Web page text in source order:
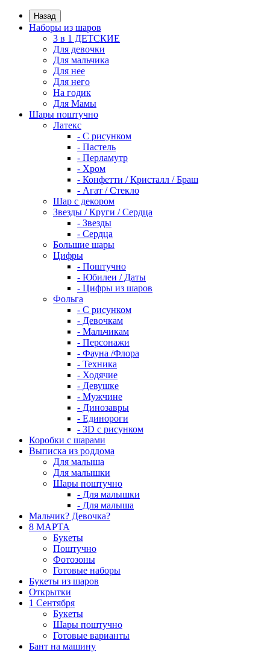
Назад
Наборы из шаров
3 в 1 ДЕТСКИЕ
Для девочки
Для мальчика
Для нее
Для него
На годик
Для Мамы
Шары поштучно
Латекс
- С рисунком
- Пастель
- Перламутр
- Хром
- Конфетти / Кристалл / Браш
- Агат / Стекло
Шар с декором
Звезды / Круги / Сердца
- Звезды
- Сердца
Большие шары
Цифры
- Поштучно
- Юбилеи / Даты
- Цифры из шаров
Фольга
- C рисунком
- Девочкам
- Мальчикам
- Персонажи
- Фауна /Флора
- Техника
- Ходячие
- Девушке
- Мужчине
- Динозавры
- Единороги
- 3D с рисунком
Коробки с шарами
Выписка из роддома
Для малыша
Для малышки
Шары поштучно
- Для малышки
- Для малыша
Мальчик? Девочка?
8 МАРТА
Букеты
Поштучно
Фотозоны
Готовые наборы
Букеты из шаров
Открытки
1 Сентября
Букеты
Шары поштучно
Готовые варианты
Бант на машину